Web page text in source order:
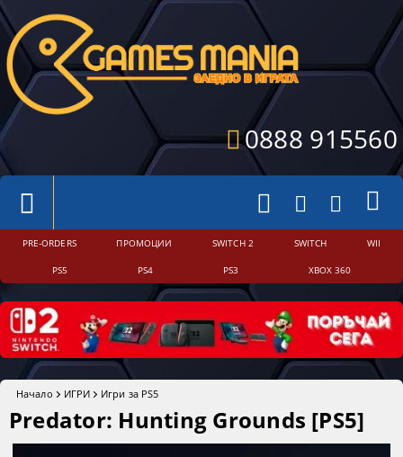
0888 915560
PRE-ORDERS ПРОМОЦИИ SWITCH 2 SWITCH WII
PS5 PS4 PS3 XBOX 360
Начало ИГРИ Игри за PS5
Predator: Hunting Grounds [PS5]